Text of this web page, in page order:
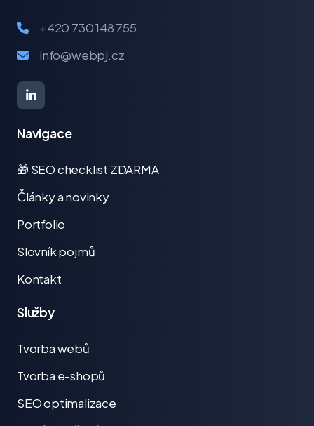
+420 730 148 755
info@webpj.cz
Navigace
🎁 SEO checklist ZDARMA
Články a novinky
Portfolio
Slovník pojmů
Kontakt
Služby
Tvorba webů
Tvorba e-shopů
SEO optimalizace